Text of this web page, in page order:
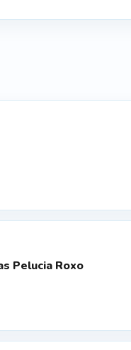
Pelucia Roxo